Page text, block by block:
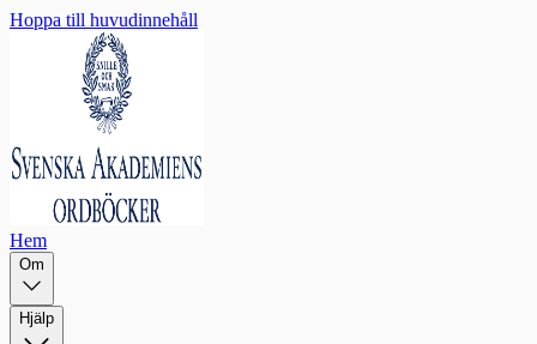
Hoppa till huvudinnehåll
Hem
Om
Hjälp